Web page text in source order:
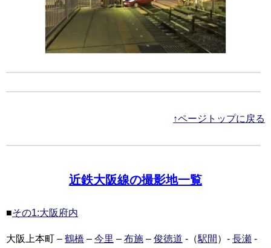
↑ページトップに戻る
近鉄大阪線の撮影地一覧
■その1:大阪府内
大阪上本町 – 鶴橋 – 今里 – 布施 – 俊徳道 -（駅間 ）- 長瀬 -